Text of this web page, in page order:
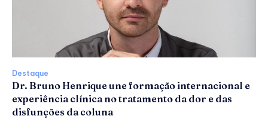
Destaque
Dr. Bruno Henrique une formação internacional e
experiência clínica no tratamento da dor e das
disfunções da coluna